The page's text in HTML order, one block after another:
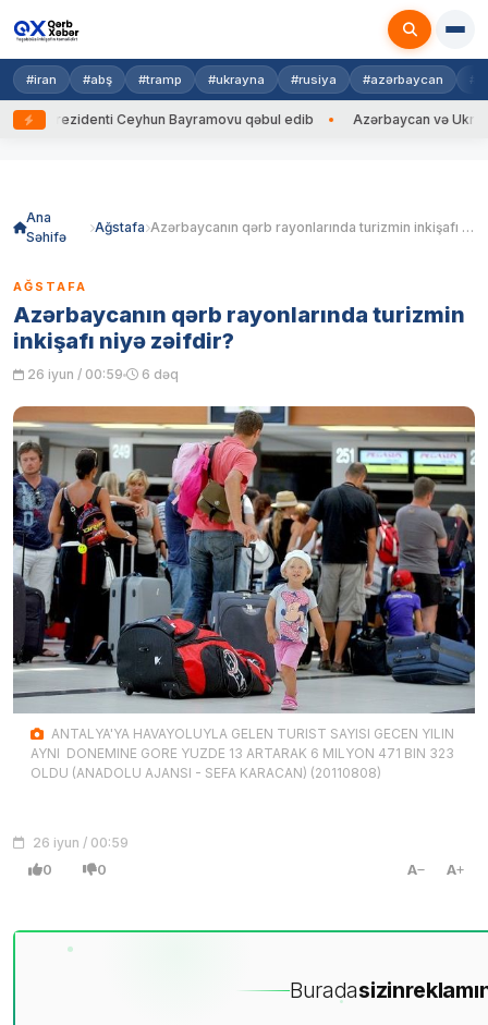
#iran #abş #tramp #ukrayna #rusiya #azərbaycan
Ceyhun Bayramovu qəbul edib Azərbaycan və Ukrayna
Ana
Səhifə
Ağstafa Azərbaycanın qərb rayonlarında turizmin inkişafı niyə zəifdir?
AĞSTAFA
Azərbaycanın qərb rayonlarında turizmin
inkişafı niyə zəifdir?
26 iyun / 00:59 6 dəq
ANTALYA'YA HAVAYOLUYLA GELEN TURIST SAYISI GECEN YILIN
AYNI DONEMINE GORE YUZDE 13 ARTARAK 6 MILYON 471 BIN 323
OLDU (ANADOLU AJANSI - SEFA KARACAN) (20110808)
26 iyun / 00:59
0 0 A A
Buradasizin